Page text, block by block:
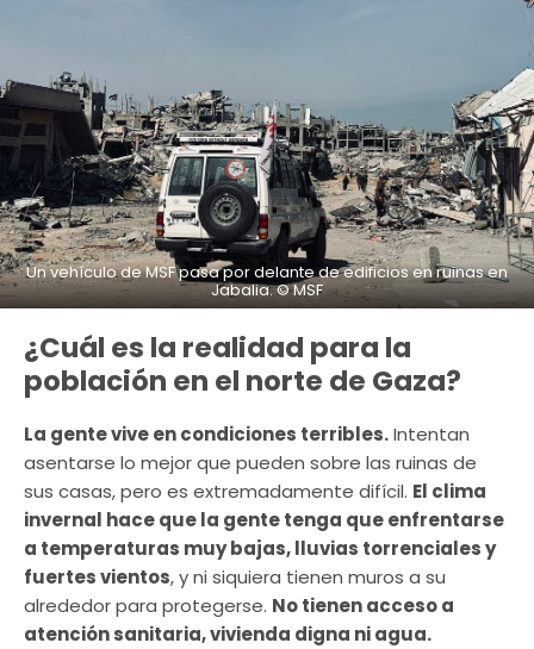
Un vehículo de MSF pasa por delante de edificios en ruinas en
Jabalia. © MSF
¿Cuál es la realidad para la
población en el norte de Gaza?
La gente vive en condiciones terribles.Intentan
asentarse lo mejor que pueden sobre las ruinas de
sus casas, pero es extremadamente difícil. El clima
invernal hace que la gente tenga que enfrentarse
a temperaturas muy bajas, lluvias torrenciales y
fuertes vientos, y ni siquiera tienen muros a su
alrededor para protegerse. No tienen acceso a
atención sanitaria, vivienda digna ni agua.